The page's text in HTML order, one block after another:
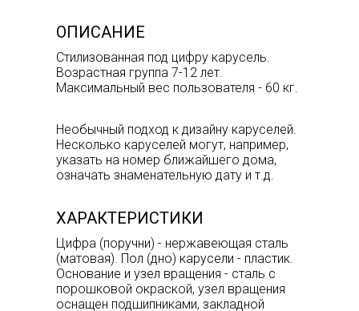
ОПИСАНИЕ
Стилизованная под цифру карусель.
Возрастная группа 7-12 лет.
Максимальный вес пользователя - 60 кг.
Необычный подход к дизайну каруселей.
Несколько каруселей могут, например,
указать на номер ближайшего дома,
означать знаменательную дату и т.д.
ХАРАКТЕРИСТИКИ
Цифра (поручни) - нержавеющая сталь
(матовая). Пол (дно) карусели - пластик.
Основание и узел вращения - сталь с
порошковой окраской, узел вращения
оснащен подшипниками, закладной